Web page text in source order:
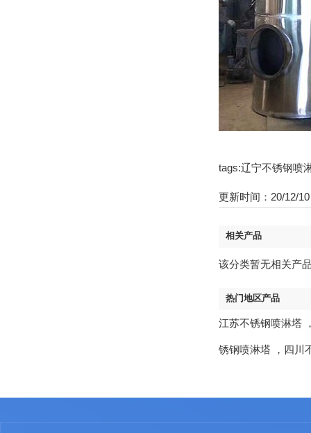
tags:辽宁不锈钢喷
更新时间：20/12/
相关产品
该分类暂无相关产
热门地区产品
江苏不锈钢喷淋塔
锈钢喷淋塔 ， 四川